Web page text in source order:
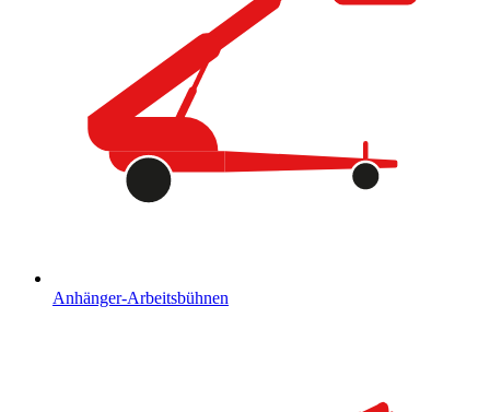
Anhänger-Arbeitsbühnen